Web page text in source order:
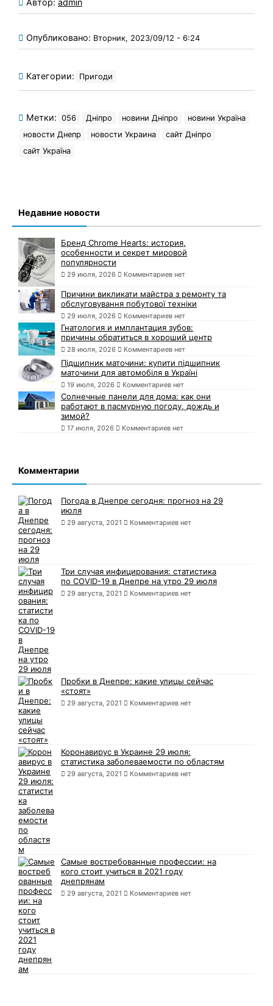
Опубликовано: Вторник, 2023/09/12 - 6:24
Категории: Пригоди
Метки: 056 Дніпро новини Дніпро
новини Україна
новости Днепр
новости Украина
сайт Дніпро
сайт Україна
Недавние новости
Бренд Chrome Hearts: история,
особенности и секрет мировой
популярности
29 июля, 2026 Комментариев нет
Причини викликати майстра з ремонту та
обслуговування побутової техніки
29 июля, 2026 Комментариев нет
Гнатология и имплантация зубов:
причины обратиться в хороший центр
28 июля, 2026 Комментариев нет
Підшипник маточини: купити підшипник
маточини для автомобіля в Україні
19 июля, 2026 Комментариев нет
Солнечные панели для дома: как они
работают в пасмурную погоду, дождь и
зимой?
17 июля, 2026 Комментариев нет
Комментарии
Погода в Днепре сегодня: прогноз на 29
июля
29 августа, 2021 Комментариев нет
Три случая инфицирования: статистика
по COVID-19 в Днепре на утро 29 июля
29 августа, 2021 Комментариев нет
Пробки в Днепре: какие улицы сейчас
«стоят»
29 августа, 2021 Комментариев нет
Коронавирус в Украине 29 июля:
статистика заболеваемости по областям
29 августа, 2021 Комментариев нет
Самые востребованные профессии: на
кого стоит учиться в 2021 году
днепрянам
29 августа, 2021 Комментариев нет